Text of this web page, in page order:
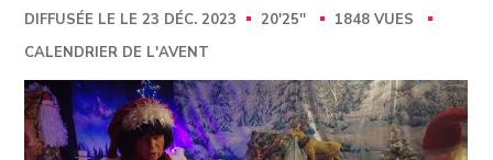
DIFFUSÉE LE LE 23 DÉC. 2023 20'25''
1848 VUES
CALENDRIER DE L'AVENT